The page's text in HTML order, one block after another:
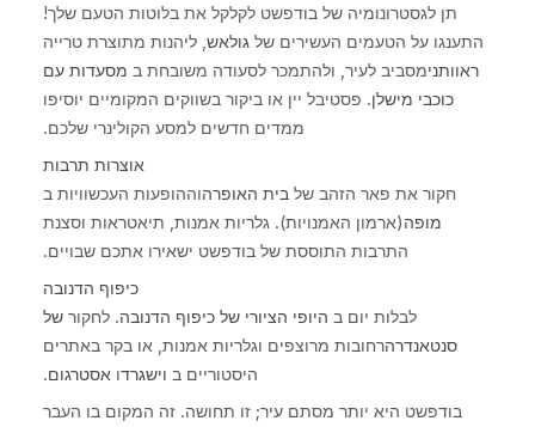
תן לגסטרונומיה של בודפשט לקלקל את בלוטות הטעם שלך!
התענגו על הטעמים העשירים שלגולאש , ליהנות מתוצרת טרייה
ראוותנימסביב לעיר, ולהתמכר לסעודה משובחת ב מסעדות עם
כוכבי מישלן. פסטיבל יין או ביקור בשווקים המקומיים יוסיפו
ממדים חדשים למסע הקולינרי שלכם.
אוצרות תרבות
חקור את פאר הזהב שלבית האופרהוההופעות העכשוויות ב
מופה(ארמון האמנויות). גלריות אמנות, תיאטראות וסצנת
התרבות התוססת של בודפשט ישאירו אתכם שבויים.
כיפוף הדנובה
לבלות יום ב היופי הציורי של כיפוף הדנובה. לחקורשל
סנטאנדרהרחובות מרוצפים וגלריות אמנות, או בקר באתרים
היסטוריים ב וישגרדו אסטרגום.
בודפשט היא יותר מסתם עיר; זו תחושה. זה המקום בו העבר